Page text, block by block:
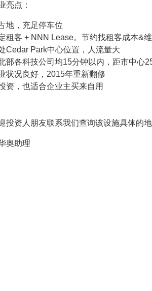
亮点：
地，充足停车位
租客 + NNN Lease。节约找租客成本&
Cedar Park中心位置，人流量大
部各科技公司均15分钟以内，距市中心
状况良好，2015年重新翻修
资，也适合企业主买来自用
投资人朋友联系我们查询该设施具体的